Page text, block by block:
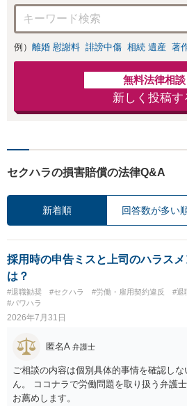
例） 離婚 慰謝料 誹謗中傷 相続 遺産 著
無料法律相談
新しく投稿す
セクハラの損害賠償の法律Q&A
新着順 回答数が多い
採用時の申告ミスと上司のハラス
は？
#退職勧奨 #セクハラ #労働・雇用契約違反
#退
#パワハラ
2026年7月31日
匿名A 弁護士
ご相談の内容は個別具体的事情を確認し
ん。 ココナラで労働問題を取り扱う弁護
お薦めします。